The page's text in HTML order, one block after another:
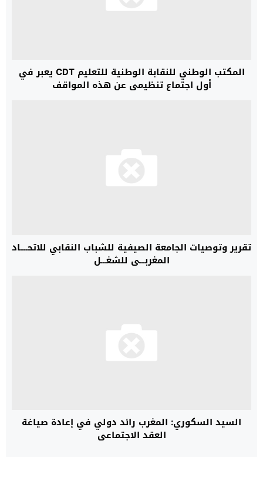
المكتب الوطني للنقابة الوطنية للتعليم CDT يعبر في
أول اجتماع تنظيمي عن هذه المواقف
تقرير وتوصيات الجامعة الصيفية للشباب النقابي للاتحــــاد
المغربـــي للشغـــل
السيد السكوري: المغرب رائد دولي في إعادة صياغة
العقد الاجتماعي